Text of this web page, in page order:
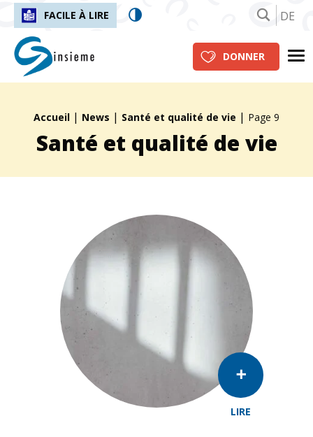
FACILE À LIRE DE
insieme.ch
DONNER
Fil d'Ariane :
Accueil | News | Santé et qualité de vie | Page 9
Santé et qualité de vie
LIRE